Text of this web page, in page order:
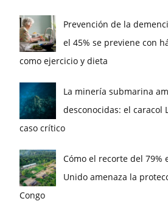
Prevención de la
el 45% se previene con
como ejercicio y dieta
La minería submarina
desconocidas: el caracol
caso crítico
Cómo el recorte del 79%
Unido amenaza la
Congo